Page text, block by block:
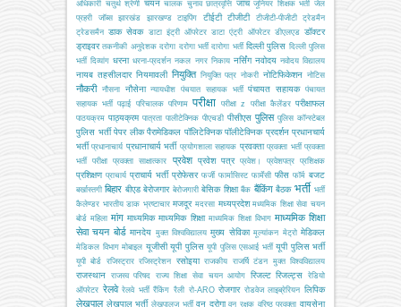
अधिकारी चतुर्थ श्रेणी चयन चालक चुनाव छात्रवृत्ति जांच जूनियर शिक्षक भर्ती जेल
प्रहरी
जॉब्स झारखंड झारखण्ड टाइपिंग टीईटी टीजीटी टीजीटी-पीजीटी
ट्रेडमैन
ट्रेडसमैन डाक सेवक डाटा इंट्री ऑपरेटर डाटा एंट्री ऑपरेटर डीएलएड डॉक्टर
ड्राइवर तकनीकी अनुदेशक दरोगा दरोगा भर्ती दारोगा भर्ती दिल्ली पुलिस दिल्ली पुलिस
भर्ती दिव्यांग धरना धरना-प्रदर्शन नकल नगर निकाय नर्सिंग नवोदय नवोदय विद्यालय
नायब तहसीलदार नियमावली नियुक्ति नियुक्ति पत्र नोकरी नोटिफिकेशन नोटिस
नौकरी नौसना नौसेना न्यायधीश पंचयात सहायक भर्ती पंचायत सहायक पंचायत
सहायक भर्ती पढ़ाई परिचालक परिणाम परीक्षा परीक्षा z परीक्षा कैलेंडर परीक्षाफल
पाठयक्रम पाठ्यक्रम पात्रता पालीटेक्निक पीएचडी पीसीएस पुलिस पुलिस कॉन्स्टेबल
पुलिस भर्ती पेपर लीक पैरामेडिकल पॉलिटेक्निक पॉलीटेक्निक प्रदर्शन प्रधानचार्य
भर्ती प्रधानाचार्य प्रधानाचार्य भर्ती प्रयोगशाला सहायक प्रवक्ता प्रवक्ता भर्ती प्रवक्ता
भर्ती परीक्षा
प्रवक्ता साक्षात्कार प्रवेश प्रवेश पत्र प्रवेश। प्रवेशपत्र प्रशिक्षक
प्रशिक्षण प्राचार्य प्राचार्य भर्ती प्रोफेसर फर्जी फार्मासिस्ट फार्मेसी फीस फॉर्म बजट
बर्खास्तगी बिहार बीएड बेरोजगार बेरोजगारी बेसिक शिक्षा बैंक बैंकिंग बैठक भर्ती भर्ती
कैलेण्डर भारतीय डाक भ्रष्टाचार मजदूर मदरसा मध्यप्रदेश मध्यमिक शिक्षा सेवा चयन
बोर्ड महिला मांग माध्यमिक माध्यमिक शिक्षा माध्यमिक शिक्षा विभाग माध्यमिक शिक्षा
सेवा चयन बोर्ड मानदेय मुक्त विश्वविद्यालय मुख्य सेविका मूल्यांकन मेट्रो मेडिकल
मेडिकल विभाग मोबाइल यूजीसी यूपी पुलिस यूपी पुलिस एसआई भर्ती यूपी पुलिस भर्ती
यूपी बोर्ड रजिस्ट्रार रजिस्ट्रेशन रसोइया राजकीय राजर्षि टंडन मुक्त विश्वविद्यालय
राजस्थान राजस्व परिषद राज्य शिक्षा सेवा चयन आयोग रिजल्ट रिजल्ट्स
रेडियो
ऑपरेटर रेलवे रेलवे भर्ती रैंकिंग रैली रो-ARO रोजगार रोडवेज लाइब्रेरियन लिपिक
लेखपाल लेखपाल भर्ती लेखपालज भर्ती वन दरोगा वन रक्षक वरिष्ठ प्रवक्ता वायुसेना